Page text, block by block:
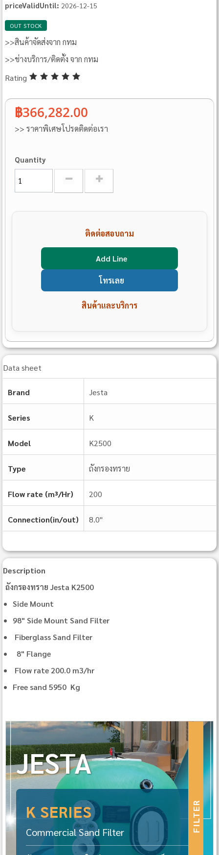
priceValidUntil: 2026-12-15
OUT STOCK
>>สินค้าจัดส่งจาก กทม
>>ช่างบริการ/ติดตั้ง จาก กทม
Rating
฿366,282.00
>> ราคาพิเศษโปรดติดต่อเรา
Quantity
ติดต่อสอบถาม
Add Line
โทรเลย
สินค้าและบริการ
Data sheet
Brand Jesta
Series K
Model K2500
Type ถังกรองทราย
Flow rate (m³/Hr) 200
Connection(in/out) 8.0"
Description
ถังกรองทราย Jesta K2500
Side Mount
98" Side Mount Sand Filter
Fiberglass Sand Filter
8" Flange
Flow rate 200.0 m3/hr
Free sand 5950 Kg
JESTA
K SERIES
Commercial Sand Filter FILTER